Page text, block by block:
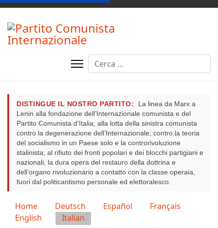
Cerca
DISTINGUE IL NOSTRO PARTITO:
La linea da Marx a
Lenin alla fondazione dell’Internazionale comunista e del
Partito Comunista d’Italia; alla lotta della sinistra comunista
contro la degenerazione dell’Internazionale; contro la teoria
del socialismo in un Paese solo e la controrivoluzione
stalinista; al rifiuto dei fronti popolari e dei blocchi partigiani e
nazionali; la dura opera del restauro della dottrina e
dell’organo rivoluzionario a contatto con la classe operaia,
fuori dal politicantismo personale ed elettoralesco.
Seleziona la tua lingua
Home Deutsch Español
Français
English
Italian